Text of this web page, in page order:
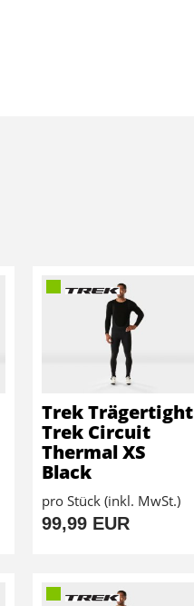
Trek Trägertight
Trek Circuit
Thermal XS
Black
pro Stück (inkl. MwSt.)
99,99 EUR